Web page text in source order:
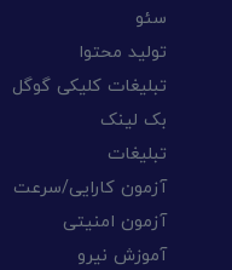
سئو
تولید محتوا
تبلیغات کلیکی گوگل
بک لینک
تبلیغات
آزمون کارایی/سرعت
آزمون امنیتی
آموزش نیرو